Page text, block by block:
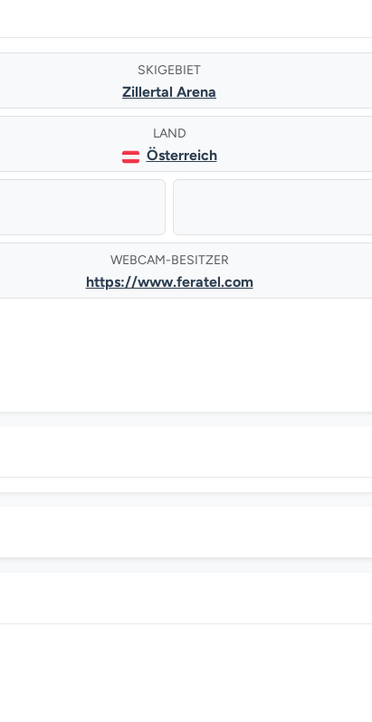
SKIGEBIET
Zillertal Arena
LAND
Österreich
WEBCAM-BESITZER
https://www.feratel.com